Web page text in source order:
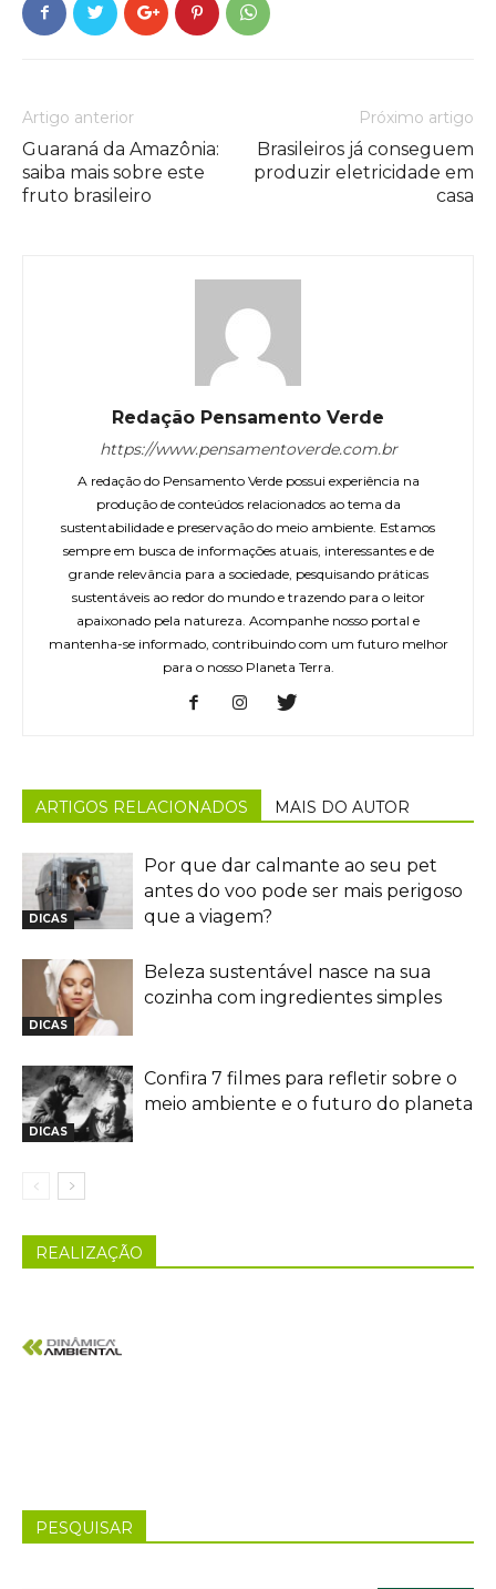
Artigo anterior
Guaraná da Amazônia:
saiba mais sobre este
fruto brasileiro
Próximo artigo
Brasileiros já conseguem
produzir eletricidade em
casa
Redação Pensamento Verde
https://www.pensamentoverde.com.br
A redação do Pensamento Verde possui experiência na
produção de conteúdos relacionados ao tema da
sustentabilidade e preservação do meio ambiente. Estamos
sempre em busca de informações atuais, interessantes e de
grande relevância para a sociedade, pesquisando práticas
sustentáveis ao redor do mundo e trazendo para o leitor
apaixonado pela natureza. Acompanhe nosso portal e
mantenha-se informado, contribuindo com um futuro melhor
para o nosso Planeta Terra.
ARTIGOS RELACIONADOS MAIS DO AUTOR
DICAS
Por que dar calmante ao seu pet
antes do voo pode ser mais perigoso
que a viagem?
DICAS
Beleza sustentável nasce na sua
cozinha com ingredientes simples
DICAS
Confira 7 filmes para refletir sobre o
meio ambiente e o futuro do planeta
REALIZAÇÃO
PESQUISAR